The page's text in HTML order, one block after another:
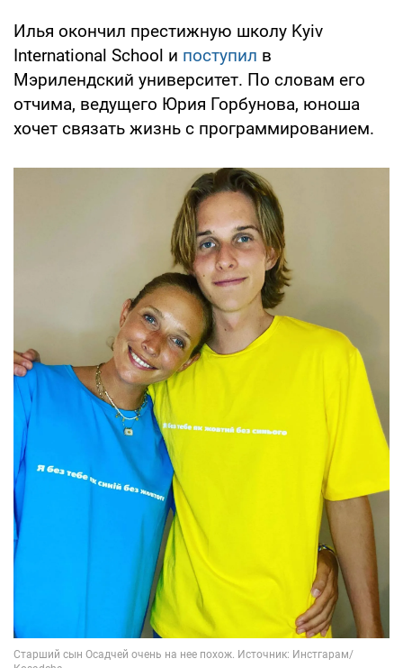
Илья окончил престижную школу Kyiv
International School и поступил в
Мэрилендский университет. По словам его
отчима, ведущего Юрия Горбунова, юноша
хочет связать жизнь с программированием.